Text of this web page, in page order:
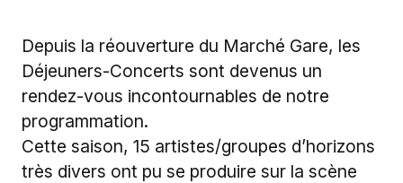
Depuis la réouverture du Marché Gare, les
Déjeuners-Concerts sont devenus un
rendez-vous incontournables de notre
programmation.
Cette saison, 15 artistes/groupes d’horizons
très divers ont pu se produire sur la scène